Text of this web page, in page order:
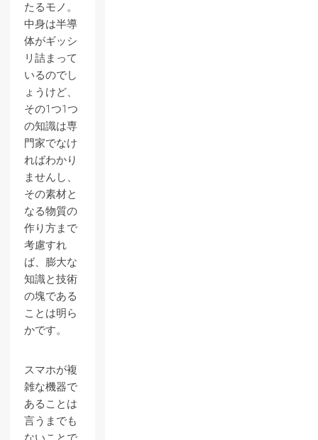
たるモノ。
中身は半導
体がギッシ
リ詰まって
いるのでし
ょうけど、
その1つ1つ
の知識は専
門家でなけ
ればわかり
ませんし、
その素材と
なる物質の
作り方まで
考慮すれ
ば、膨大な
知識と技術
の塊である
ことは明ら
かです。
スマホが複
雑な機器で
あることは
言うまでも